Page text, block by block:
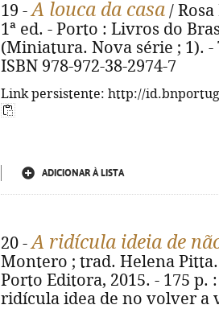
19 -A louca da casa /
1ª ed. - Porto : Livros do
(Miniatura. Nova série ; 1). -
ISBN 978-972-38-2974-7
Link persistente: http://
ADICIONAR À LISTA
20 -A ridícula ideia de
Montero ; trad. Helena Pitta.
Porto Editora, 2015. - 175 p.
ridícula idea de no volver a